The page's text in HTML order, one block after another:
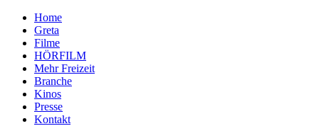
Home
Greta
Filme
HÖRFILM
Mehr Freizeit
Branche
Kinos
Presse
Kontakt